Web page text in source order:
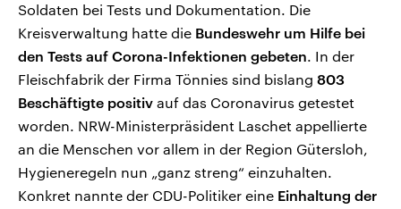
Soldaten bei Tests und Dokumentation. Die
Kreisverwaltung hatte die Bundeswehr um Hilfe bei
den Tests auf Corona-Infektionen gebeten. In der
Fleischfabrik der Firma Tönnies sind bislang 803
Beschäftigte positiv auf das Coronavirus getestet
worden. NRW-Ministerpräsident Laschet appellierte
an die Menschen vor allem in der Region Gütersloh,
Hygieneregeln nun „ganz streng“ einzuhalten.
Konkret nannte der CDU-Politiker eine Einhaltung der